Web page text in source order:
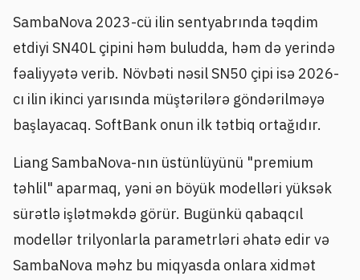
SambaNova 2023-cü ilin sentyabrında təqdim
etdiyi SN40L çipini həm buludda, həm də yerində
fəaliyyətə verib. Növbəti nəsil SN50 çipi isə 2026-
cı ilin ikinci yarısında müştərilərə göndərilməyə
başlayacaq. SoftBank onun ilk tətbiq ortağıdır.
Liang SambaNova-nın üstünlüyünü "premium
təhlil" aparmaq, yəni ən böyük modelləri yüksək
sürətlə işlətməkdə görür. Bugünkü qabaqcıl
modellər trilyonlarla parametrləri əhatə edir və
SambaNova məhz bu miqyasda onlara xidmət